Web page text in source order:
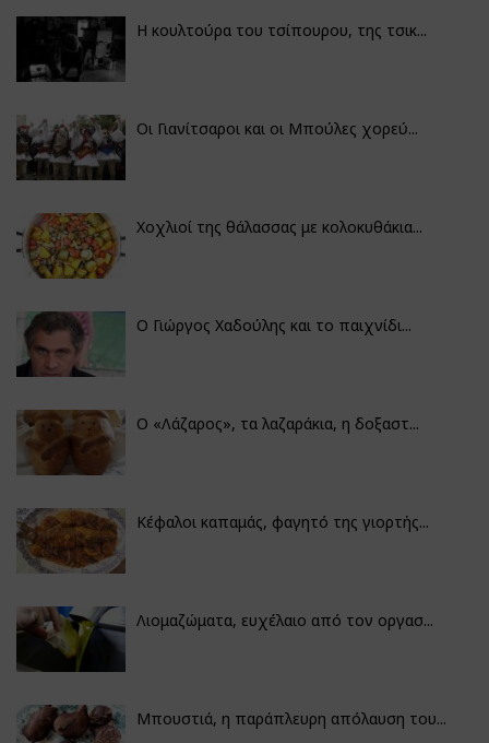
Η κουλτούρα του τσίπουρου, της τσικ...
Οι Γιανίτσαροι και οι Μπούλες χορεύ...
Χοχλιοί της θάλασσας με κολοκυθάκια...
Ο Γιώργος Χαδούλης και το παιχνίδι...
Ο «Λάζαρος», τα λαζαράκια, η δοξαστ...
Κέφαλοι καπαμάς, φαγητό της γιορτής...
Λιομαζώματα, ευχέλαιο από τον οργασ...
Μπουστιά, η παράπλευρη απόλαυση του...